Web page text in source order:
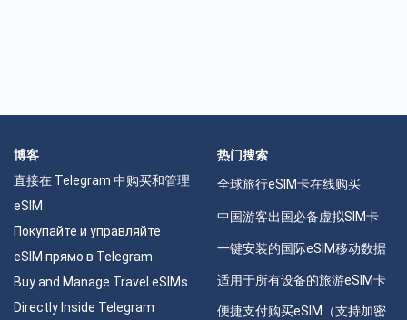
博客
直接在 Telegram 中购买和管理
eSIM
Покупайте и управляйте
eSIM прямо в Telegram
Buy and Manage Travel eSIMs
Directly Inside Telegram
热门搜索
全球旅行eSIM卡在线购买
中国游客出国必备虚拟SIM卡
一键安装的国际eSIM移动数据
适用于所有设备的旅游eSIM卡
便捷支付购买eSIM（支持加密